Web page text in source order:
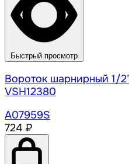
Быстрый просмотр
Вороток шарнирный 1/
VSH12380
A07959S
724 ₽